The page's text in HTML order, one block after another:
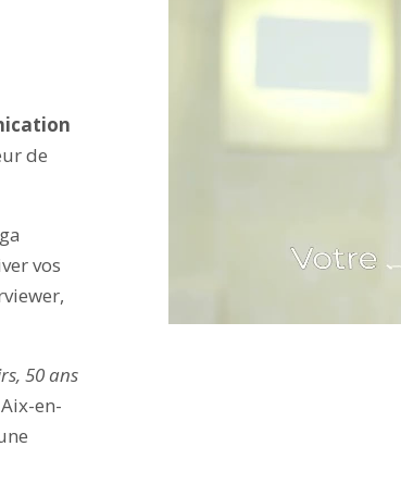
de
vos
50 ans
en-